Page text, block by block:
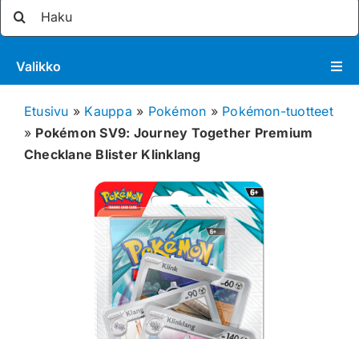
Valikko
Pokémon
Greidatut kortit
Etusivu » Kauppa » Pokémon » Pokémon-tuotteet
» Pokémon SV9: Journey Together Premium
Checklane Blister Klinklang